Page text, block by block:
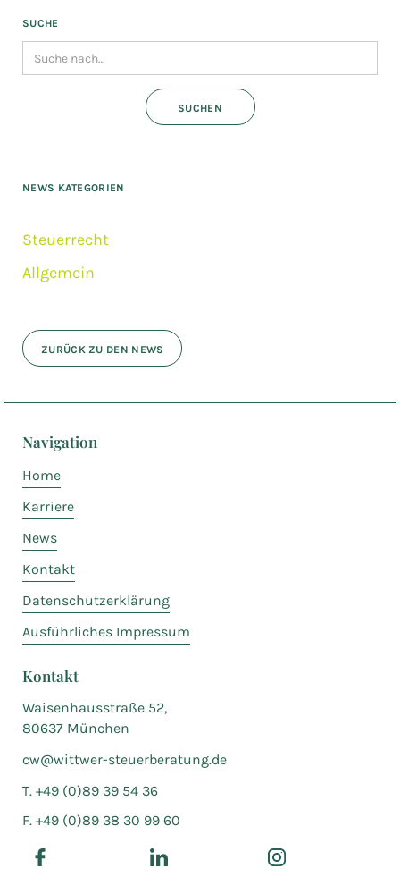
SUCHE
NEWS KATEGORIEN
Steuerrecht
Allgemein
ZURÜCK ZU DEN NEWS
Navigation
Home
Karriere
News
Kontakt
Datenschutzerklärung
Ausführliches Impressum
Kontakt
Waisenhausstraße 52,
80637 München
cw@wittwer-steuerberatung.de
T. +49 (0)89 39 54 36
F. +49 (0)89 38 30 99 60